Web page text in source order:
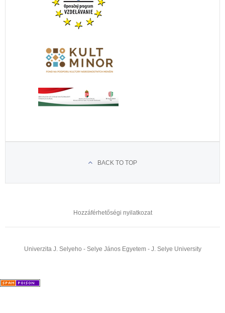
BACK TO TOP
Hozzáférhetőségi nyilatkozat
Univerzita J. Selyeho - Selye János Egyetem - J. Selye University